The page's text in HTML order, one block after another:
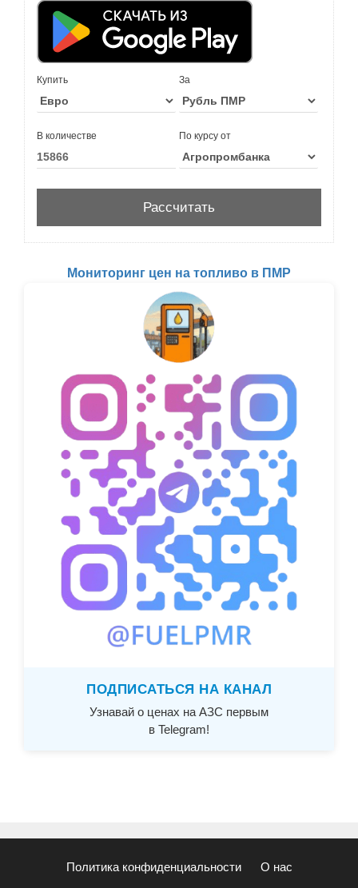
Купить За
В количестве По курсу от
Мониторинг цен на топливо в ПМР
ПОДПИСАТЬСЯ НА КАНАЛ
Узнавай о ценах на АЗС первым
в Telegram!
Политика конфиденциальности О нас